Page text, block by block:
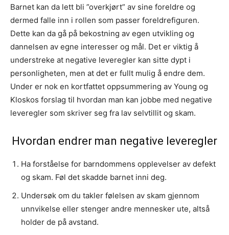
Barnet kan da lett bli ”overkjørt” av sine foreldre og
dermed falle inn i rollen som passer foreldrefiguren.
Dette kan da gå på bekostning av egen utvikling og
dannelsen av egne interesser og mål. Det er viktig å
understreke at negative leveregler kan sitte dypt i
personligheten, men at det er fullt mulig å endre dem.
Under er nok en kortfattet oppsummering av Young og
Kloskos forslag til hvordan man kan jobbe med negative
leveregler som skriver seg fra lav selvtillit og skam.
Hvordan endrer man negative leveregler
Ha forståelse for barndommens opplevelser av defekt
og skam. Føl det skadde barnet inni deg.
Undersøk om du takler følelsen av skam gjennom
unnvikelse eller stenger andre mennesker ute, altså
holder de på avstand.